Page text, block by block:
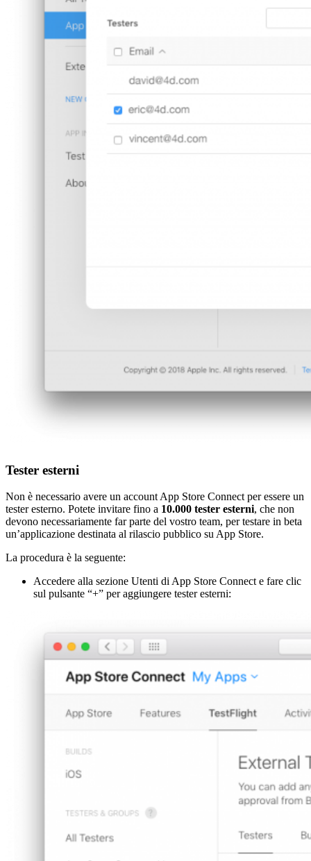
Tester esterni
Non è necessario avere un account App Store Connect per essere un
tester esterno. Potete invitare fino a 10.000 tester esterni, che non
devono necessariamente far parte del vostro team, per testare in beta
un’applicazione destinata al rilascio pubblico su App Store.
La procedura è la seguente:
Accedere alla sezione Utenti di App Store Connect e fare clic
sul pulsante “+” per aggiungere tester esterni: